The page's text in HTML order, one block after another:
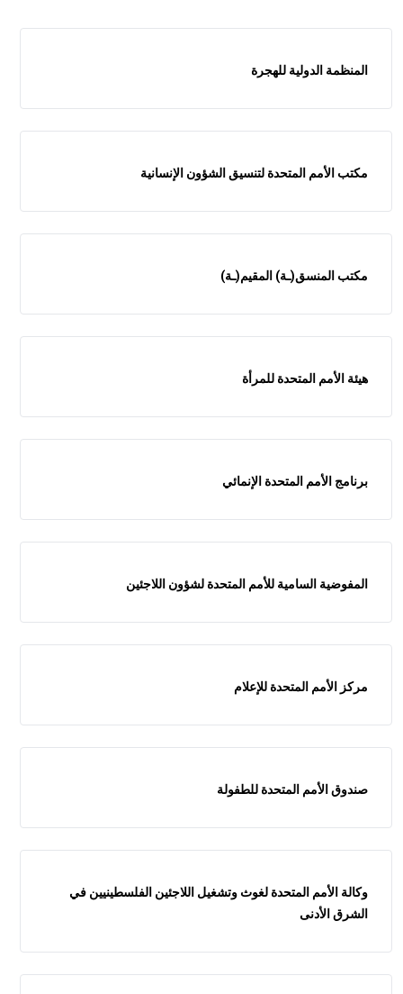
المنظمة الدولية للهجرة
مكتب الأمم المتحدة لتنسيق الشؤون الإنسانية
مكتب المنسق(ـة) المقيم(ـة)
هيئة الأمم المتحدة للمرأة
برنامج الأمم المتحدة الإنمائي
المفوضية السامية للأمم المتحدة لشؤون اللاجئين
مركز الأمم المتحدة للإعلام
صندوق الأمم المتحدة للطفولة
وكالة الأمم المتحدة لغوث وتشغيل اللاجئين الفلسطينيين في
الشرق الأدنى